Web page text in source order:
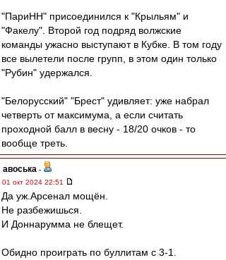
"ПариНН" присоединился к "Крыльям" и
"Факелу". Второй год подряд волжские
команды ужасно выступают в Кубке. В том году
все вылетели после групп, в этом один только
"Рубин" удержался.
"Белорусский" "Брест" удивляет: уже набрал
четверть от максимума, а если считать
проходной балл в весну - 18/20 очков - то
вообще треть.
авоська -
01 окт 2024 22:51
Да уж.Арсенал мощён.
Не разбежишься.
И Доннарумма не блещет.
Обидно проиграть по буллитам с 3-1.